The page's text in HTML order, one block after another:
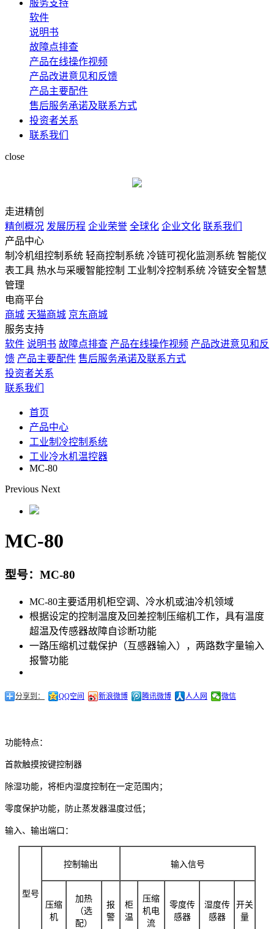
服务支持
软件
说明书
故障点排查
产品在线操作视频
产品改进意见和反馈
产品主要配件
售后服务承诺及联系方式
投资者关系
联系我们
close
走进精创
精创概况 发展历程 企业荣誉 全球化 企业文化 联系我们
产品中心
制冷机组控制系统 轻商控制系统 冷链可视化监测系统 智能仪
表工具 热水与采暖智能控制 工业制冷控制系统 冷链安全智慧
管理
电商平台
商城 天猫商城 京东商城
服务支持
软件 说明书 故障点排查 产品在线操作视频 产品改进意见和反
馈 产品主要配件 售后服务承诺及联系方式
投资者关系
联系我们
首页
产品中心
工业制冷控制系统
工业冷水机温控器
MC-80
Previous Next
MC-80
型号：MC-80
MC-80主要适用机柜空调、冷水机或油冷机领域
根据设定的控制温度及回差控制压缩机工作，具有温度
超温及传感器故障自诊断功能
一路压缩机过载保护（互感器输入），两路数字量输入
报警功能
分享到： QQ空间 新浪微博 腾讯微博 人人网 微信
功能特点：
首款触摸按键控制器
除湿功能，将柜内湿度控制在一定范围内；
零度保护功能，防止蒸发器温度过低；
输入、输出端口：
型号
控制输出 输入信号
压缩
机
加热
（选
配）
报
警
柜
温
压缩
机电
流
零度传
感器
湿度传
感器
开关
量